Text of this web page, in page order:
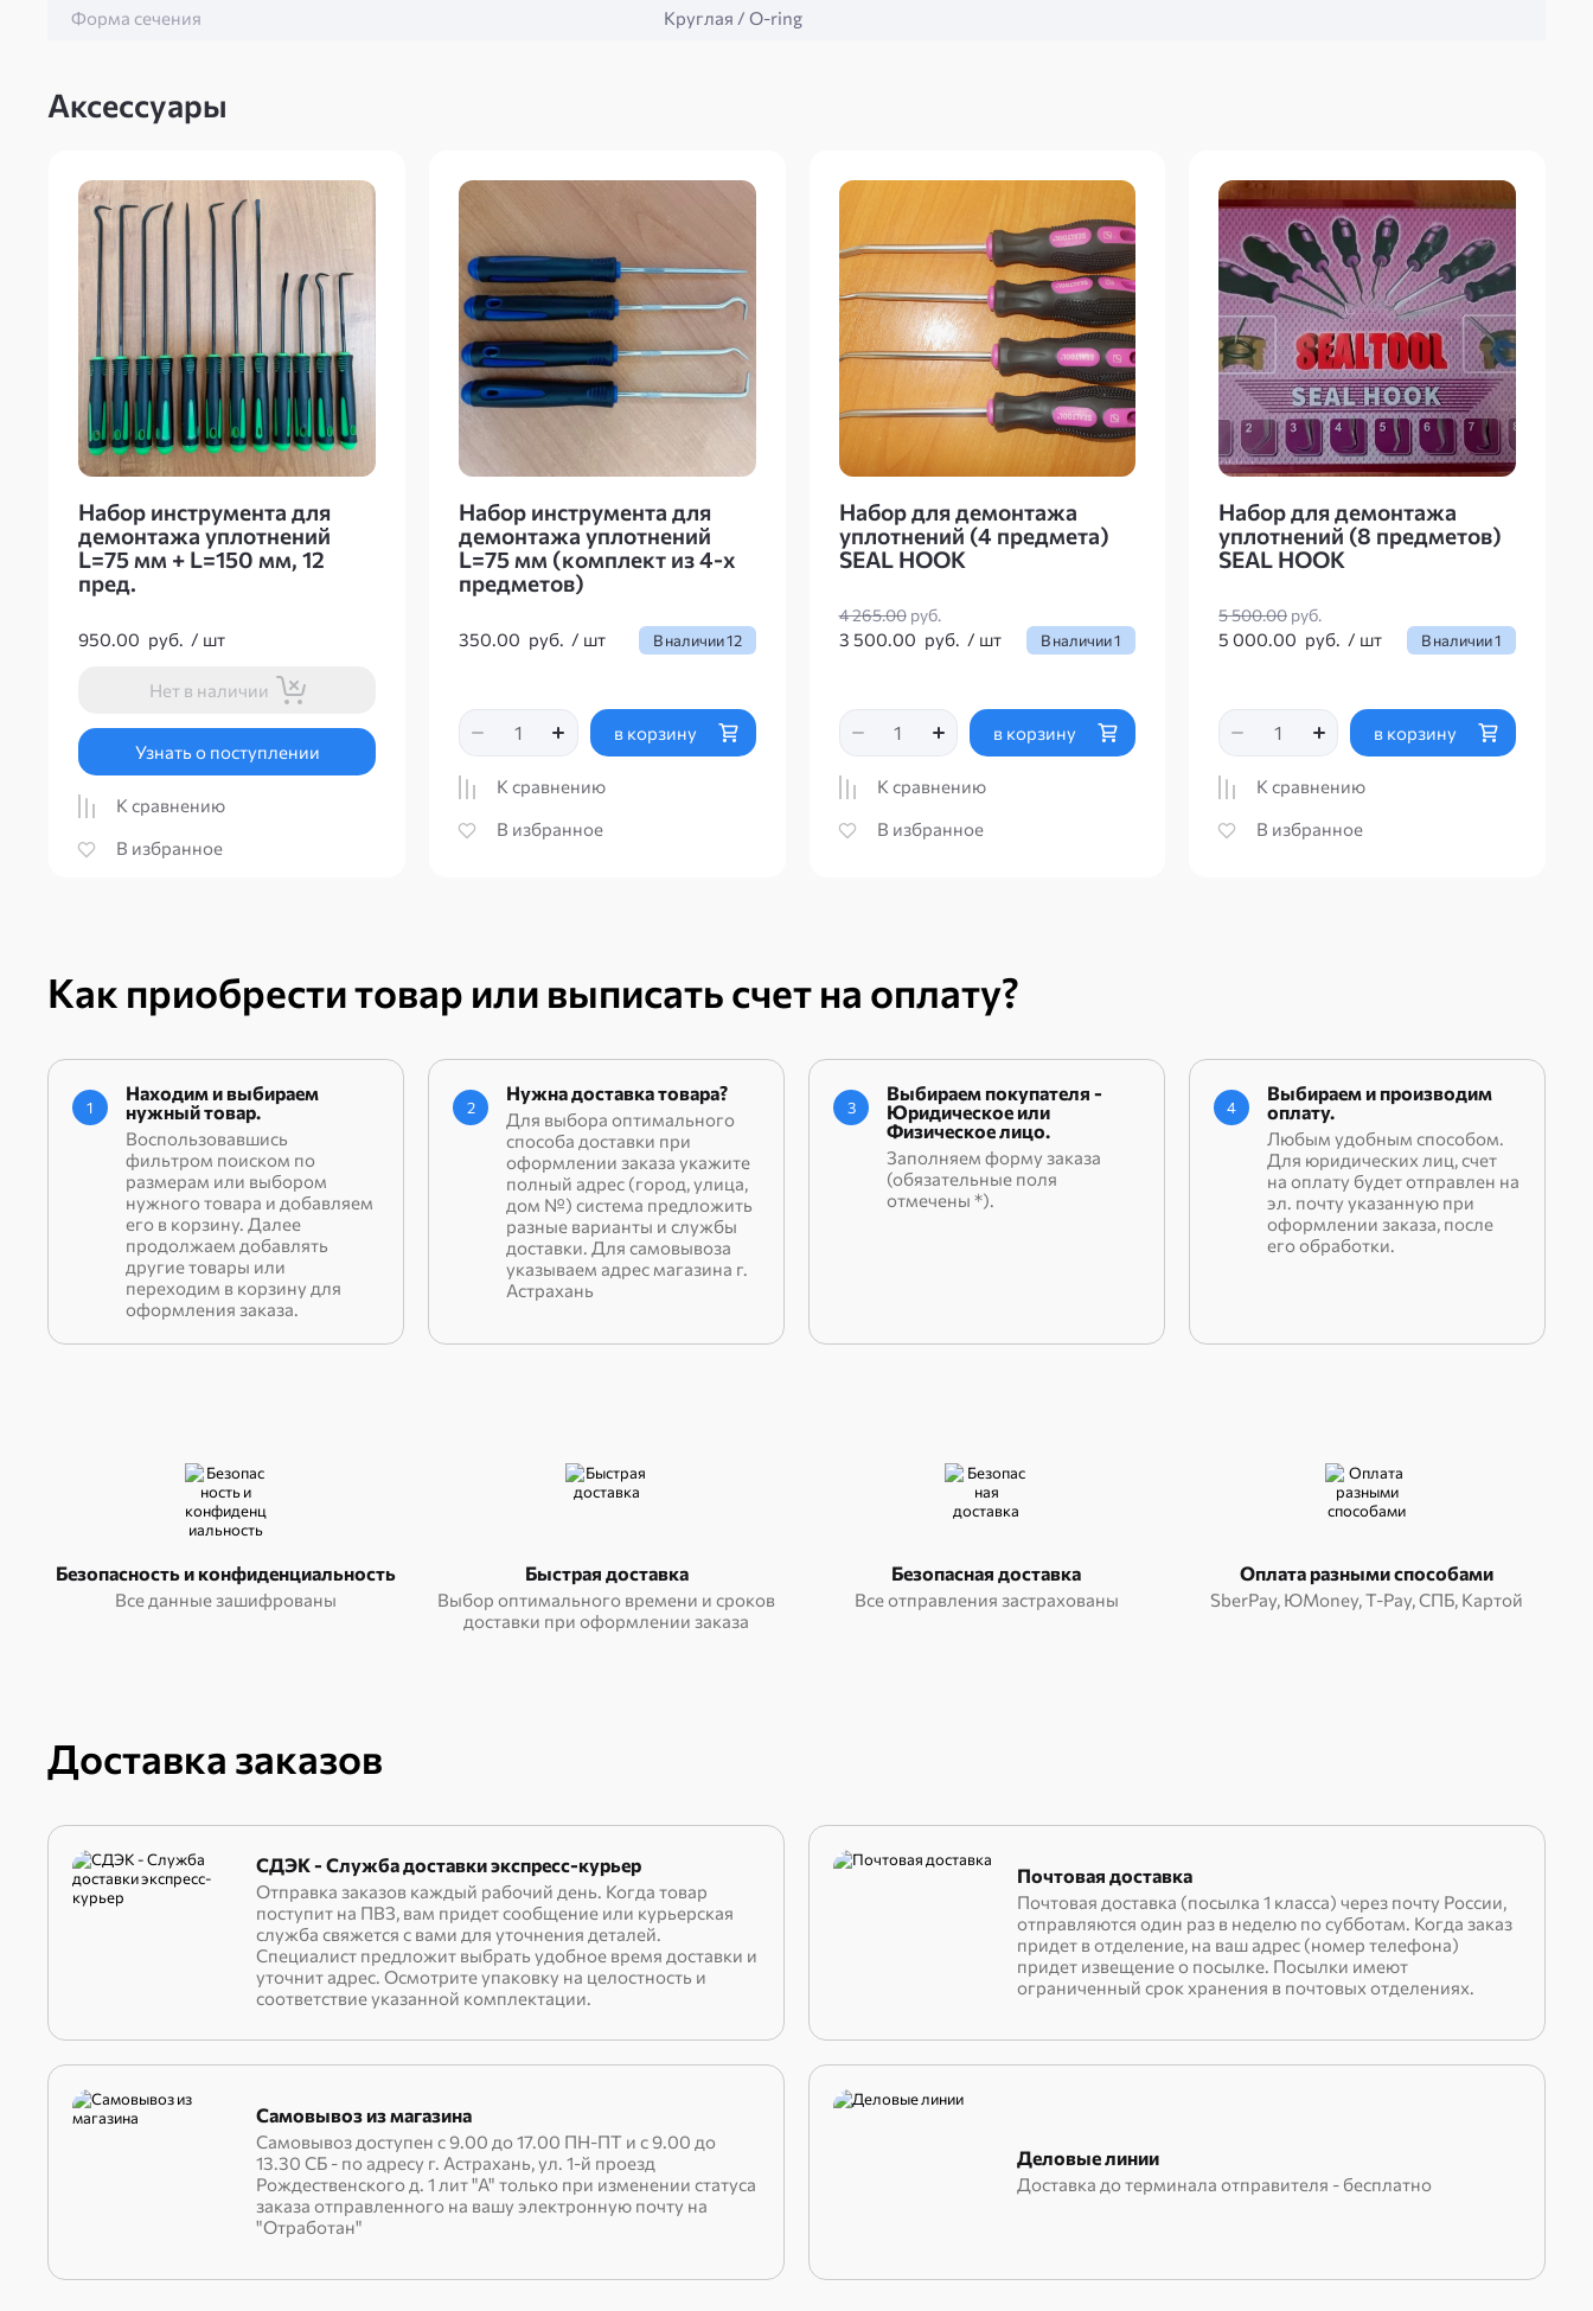
Форма сечения Круглая / O-ring
Аксессуары
Набор инструмента для
демонтажа уплотнений
L=75 мм + L=150 мм, 12
пред.
950.00 руб. / шт
Нет в наличии
Узнать о поступлении
К сравнению
В избранное
Набор инструмента для
демонтажа уплотнений
L=75 мм (комплект из 4-х
предметов)
В наличии12
350.00 руб. / шт
в корзину
К сравнению
В избранное
Набор для демонтажа
уплотнений (4 предмета)
SEAL HOOK
В наличии1
4 265.00 руб.
3 500.00 руб. / шт
в корзину
К сравнению
В избранное
Набор для демонтажа
уплотнений (8 предметов)
SEAL HOOK
В наличии1
5 500.00 руб.
5 000.00 руб. / шт
в корзину
К сравнению
В избранное
Как приобрести товар или выписать счет на оплату?
1
Находим и выбираем
нужный товар.
Воспользовавшись
фильтром поиском по
размерам или выбором
нужного товара и добавляем
его в корзину. Далее
продолжаем добавлять
другие товары или
переходим в корзину для
оформления заказа.
2
Нужна доставка товара?
Для выбора оптимального
способа доставки при
оформлении заказа укажите
полный адрес (город, улица,
дом №) система предложить
разные варианты и службы
доставки. Для самовывоза
указываем адрес магазина г.
Астрахань
3
Выбираем покупателя -
Юридическое или
Физическое лицо.
Заполняем форму заказа
(обязательные поля
отмечены *).
4
Выбираем и производим
оплату.
Любым удобным способом.
Для юридических лиц, счет
на оплату будет отправлен на
эл. почту указанную при
оформлении заказа, после
его обработки.
Безопасность и конфиденциальность
Все данные зашифрованы
Быстрая доставка
Выбор оптимального времени и сроков
доставки при оформлении заказа
Безопасная доставка
Все отправления застрахованы
Оплата разными способами
SberPay, ЮMoney, T-Pay, СПБ, Картой
Доставка заказов
СДЭК - Служба доставки экспресс-курьер
Отправка заказов каждый рабочий день. Когда товар
поступит на ПВЗ, вам придет сообщение или курьерская
служба свяжется с вами для уточнения деталей.
Специалист предложит выбрать удобное время доставки и
уточнит адрес. Осмотрите упаковку на целостность и
соответствие указанной комплектации.
Почтовая доставка
Почтовая доставка (посылка 1 класса) через почту России,
отправляются один раз в неделю по субботам. Когда заказ
придет в отделение, на ваш адрес (номер телефона)
придет извещение о посылке. Посылки имеют
ограниченный срок хранения в почтовых отделениях.
Самовывоз из магазина
Самовывоз доступен с 9.00 до 17.00 ПН-ПТ и с 9.00 до
13.30 СБ - по адресу г. Астрахань, ул. 1-й проезд
Рождественского д. 1 лит "А" только при изменении статуса
заказа отправленного на вашу электронную почту на
"Отработан"
Деловые линии
Доставка до терминала отправителя - бесплатно